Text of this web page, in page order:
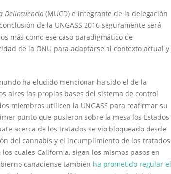
Delincuencia (MUCD) e integrante de la delegación
de la UNGASS 2016 seguramente será
más como ese caso paradigmático de
de la ONU para adaptarse al contexto actual y
ha eludido mencionar ha sido el de la
aires las propias bases del sistema de control
miembros utilicen la UNGASS para reafirmar su
punto que pusieron sobre la mesa los Estados
acerca de los tratados se vio bloqueado desde
del cannabis y el incumplimiento de los tratados
cuales California, sigan los mismos pasos en
canadiense también ha prometido regular el